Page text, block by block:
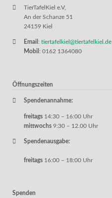
TierTafelKiel e.V,
An der Schanze 51
24159 Kiel
Email : tiertafelkiel@tiertafelkiel.de
Mobil : 0162 1364080
Öffnungszeiten
Spendenannahme:
freitags 14:30 – 16:00 Uhr
mittwochs 9:30 – 12.00 Uhr
Spendenausgabe:
freitags 16:00 – 18:00 Uhr
Spenden